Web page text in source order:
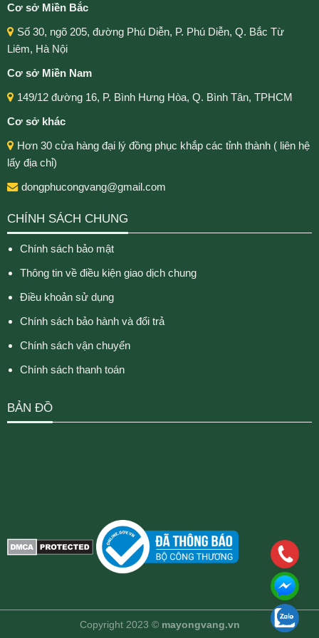
Cơ sở Miền Bắc
Số 30, ngõ 205, đường Phú Diễn, P. Phú Diễn, Q. Bắc Từ
Liêm, Hà Nội
Cơ sở Miền Nam
149/12 đường 16, P. Bình Hưng Hòa, Q. Bình Tân, TPHCM
Cơ sở khác
Hơn 30 cửa hàng đại lý đồng phục khắp các tỉnh thành ( liên hệ
lấy địa chỉ)
dongphucongvang@gmail.com
CHÍNH SÁCH CHUNG
Chính sách bảo mật
Thông tin về điều kiện giao dịch chung
Điều khoản sử dụng
Chính sách bảo hành và đổi trả
Chính sách vận chuyển
Chính sách thanh toán
BẢN ĐỒ
Copyright 2023 © mayongvang.vn